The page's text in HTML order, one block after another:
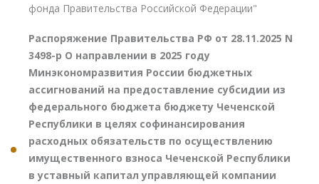
фонда Правительства Российской Федерации"
Распоряжение Правительства РФ от 28.11.2025 N
3498-р О направлении в 2025 году
Минэкономразвития России бюджетных
ассигнований на предоставление субсидии из
федерального бюджета бюджету Чеченской
Республики в целях софинансирования
расходных обязательств по осуществлению
имущественного взноса Чеченской Республики
в уставный капитал управляющей компании